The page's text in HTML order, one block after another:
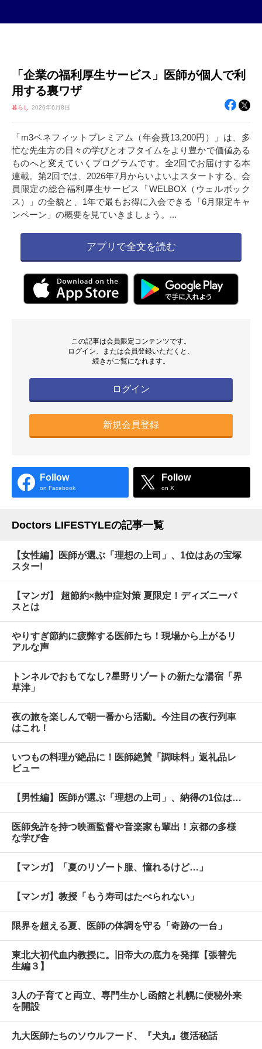
「企業の福利厚生サービス」医師が個人で利
用する裏ワザ
暮らし 2026年6月8日
「m3ベネフィットプレミアム（年会費13,200円）」は、多
忙な先生方の日々の学びとオフタイムをより豊かで価値ある
ものへと変えていくプログラムです。全2回でお届けする本
連載。第2回では、2026年7月からいよいよスタートする、会
員限定の総合福利厚生サービス「WELBOX（ウェルボック
ス）」の全貌と、1年で最もお得に入会できる「6月限定キャ
ンペーン」の概要を見ていきましょう。...
アプリで全文を読む
この記事は会員限定コンテンツです。
ログイン、または会員登録いただくと、
続きがご覧になれます。
ログイン
新規会員登録
Follow
on Facebook
Follow
on X
Doctors LIFESTYLEの記事一覧
【女性編】医師が選ぶ「理想の上司」、1位はあの宝塚
スター!
【マンガ】 超節約×熱中症対策 夏限定！ディズニーパ
スとは
やりすぎ節約に疲弊する医師たち！現場から上がるリ
アルな声
トンネルでおもてなし?星野リゾートの新たな湯宿「界
草津」
夜の旅を楽しんで朝一番から活動。今注目の夜行列車
はこれ！
いつもの料理が絶品に！医師絶賛「調味料」返礼品レ
ビュー
【男性編】医師が選ぶ「理想の上司」、納得の1位は…
医師免許を持つ映画監督や音楽家も輩出！京都の多様
な学び舎
【マンガ】「夏のリゾート服、憧れるけど…」
【マンガ】教授「もう寿司はたべられない」
限界を超える夏、医師の体調を守る「奇跡の一台」
東北大初代血内教授に。旧帝大の底力を発揮【張替先
生編３】
3人の子育てと両立、専門生かし函館と札幌に便秘外来
を開設
九大医師たちのソウルフード、『犬丸』復活秘話